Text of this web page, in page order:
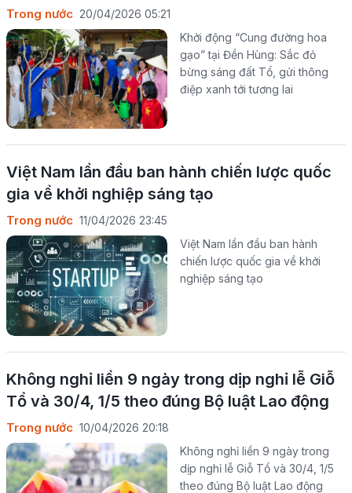
Trong nước 20/04/2026 05:21
Khởi động “Cung đường hoa
gạo” tại Đền Hùng: Sắc đỏ
bừng sáng đất Tổ, gửi thông
điệp xanh tới tương lai
Việt Nam lần đầu ban hành chiến lược quốc
gia về khởi nghiệp sáng tạo
Trong nước 11/04/2026 23:45
Việt Nam lần đầu ban hành
chiến lược quốc gia về khởi
nghiệp sáng tạo
Không nghỉ liền 9 ngày trong dịp nghỉ lễ Giỗ
Tổ và 30/4, 1/5 theo đúng Bộ luật Lao động
Trong nước 10/04/2026 20:18
Không nghỉ liền 9 ngày trong
dịp nghỉ lễ Giỗ Tổ và 30/4, 1/5
theo đúng Bộ luật Lao động